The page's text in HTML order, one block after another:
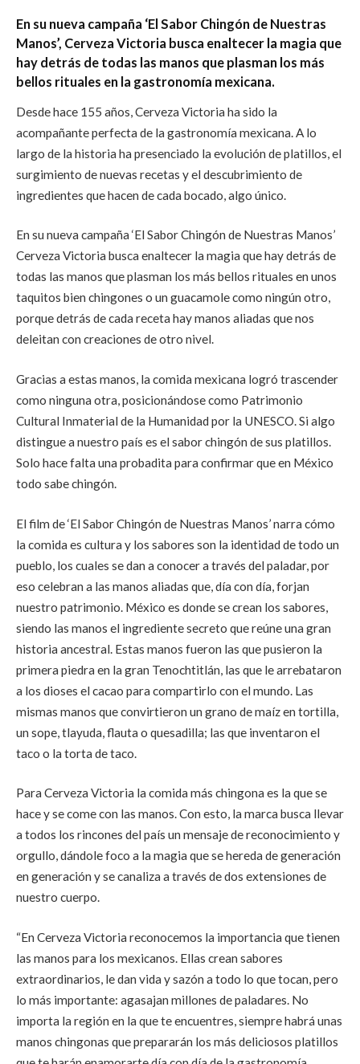
En su nueva campaña ‘El Sabor Chingón de Nuestras
Manos’, Cerveza Victoria busca enaltecer la magia que
hay detrás de todas las manos que plasman los más
bellos rituales en la gastronomía mexicana.
Desde hace 155 años, Cerveza Victoria ha sido la
acompañante perfecta de la gastronomía mexicana. A lo
largo de la historia ha presenciado la evolución de platillos, el
surgimiento de nuevas recetas y el descubrimiento de
ingredientes que hacen de cada bocado, algo único.
En su nueva campaña ‘El Sabor Chingón de Nuestras Manos’
Cerveza Victoria busca enaltecer la magia que hay detrás de
todas las manos que plasman los más bellos rituales en unos
taquitos bien chingones o un guacamole como ningún otro,
porque detrás de cada receta hay manos aliadas que nos
deleitan con creaciones de otro nivel.
Gracias a estas manos, la comida mexicana logró trascender
como ninguna otra, posicionándose como Patrimonio
Cultural Inmaterial de la Humanidad por la UNESCO. Si algo
distingue a nuestro país es el sabor chingón de sus platillos.
Solo hace falta una probadita para confirmar que en México
todo sabe chingón.
El film de ‘El Sabor Chingón de Nuestras Manos’ narra cómo
la comida es cultura y los sabores son la identidad de todo un
pueblo, los cuales se dan a conocer a través del paladar, por
eso celebran a las manos aliadas que, día con día, forjan
nuestro patrimonio. México es donde se crean los sabores,
siendo las manos el ingrediente secreto que reúne una gran
historia ancestral. Estas manos fueron las que pusieron la
primera piedra en la gran Tenochtitlán, las que le arrebataron
a los dioses el cacao para compartirlo con el mundo. Las
mismas manos que convirtieron un grano de maíz en tortilla,
un sope, tlayuda, flauta o quesadilla; las que inventaron el
taco o la torta de taco.
Para Cerveza Victoria la comida más chingona es la que se
hace y se come con las manos. Con esto, la marca busca llevar
a todos los rincones del país un mensaje de reconocimiento y
orgullo, dándole foco a la magia que se hereda de generación
en generación y se canaliza a través de dos extensiones de
nuestro cuerpo.
“En Cerveza Victoria reconocemos la importancia que tienen
las manos para los mexicanos. Ellas crean sabores
extraordinarios, le dan vida y sazón a todo lo que tocan, pero
lo más importante: agasajan millones de paladares. No
importa la región en la que te encuentres, siempre habrá unas
manos chingonas que prepararán los más deliciosos platillos